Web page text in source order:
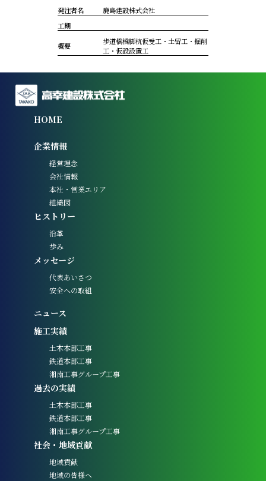
発注者名
鹿島建設株式会社
工期
概要
歩道橋橋脚杭仮受工・土留工・掘削
工・仮設設置工
HOME
企業情報
経営理念
会社情報
本社・営業エリア
組織図
ヒストリー
沿革
歩み
メッセージ
代表あいさつ
安全への取組
ニュース
施工実績
土木本部工事
鉄道本部工事
湘南工事グループ工事
過去の実績
土木本部工事
鉄道本部工事
湘南工事グループ工事
社会・地域貢献
地域貢献
地域の皆様へ